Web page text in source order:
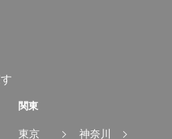
関東
東京
神奈川